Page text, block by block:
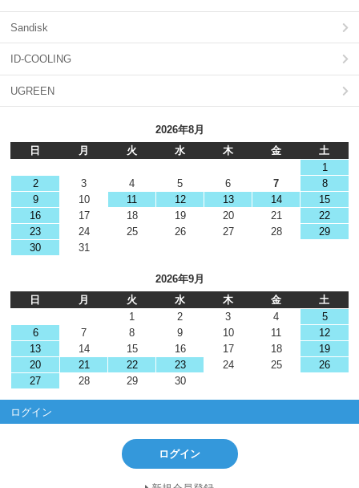
Sandisk
ID-COOLING
UGREEN
2026年8月
日
月 火 水 木 金
土
1
2
3 4 5 6 7
8
9
10 11 12 13 14
15
16
17 18 19 20 21
22
23
24 25 26 27 28
29
30
31
2026年9月
日
月 火 水 木 金
土
1
2 3 4
5
6
7 8 9 10 11
12
13
14 15 16 17 18
19
20
21 22 23 24 25
26
27
28 29 30
ログイン
ログイン